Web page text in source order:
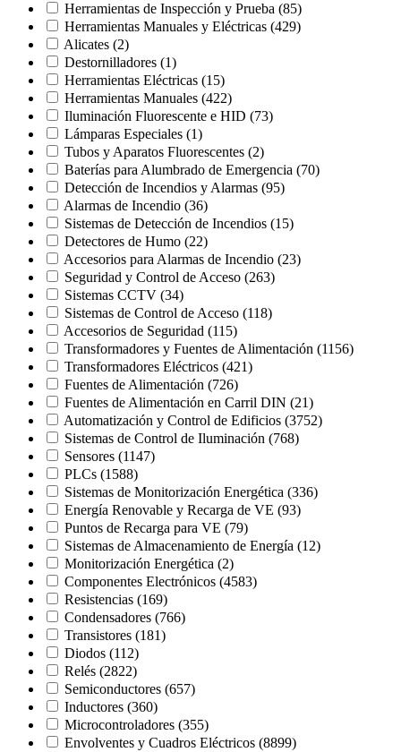
Herramientas de Inspección y Prueba (85)
Herramientas Manuales y Eléctricas (429)
Alicates (2)
Destornilladores (1)
Herramientas Eléctricas (15)
Herramientas Manuales (422)
Iluminación Fluorescente e HID (73)
Lámparas Especiales (1)
Tubos y Aparatos Fluorescentes (2)
Baterías para Alumbrado de Emergencia (70)
Detección de Incendios y Alarmas (95)
Alarmas de Incendio (36)
Sistemas de Detección de Incendios (15)
Detectores de Humo (22)
Accesorios para Alarmas de Incendio (23)
Seguridad y Control de Acceso (263)
Sistemas CCTV (34)
Sistemas de Control de Acceso (118)
Accesorios de Seguridad (115)
Transformadores y Fuentes de Alimentación (1156)
Transformadores Eléctricos (421)
Fuentes de Alimentación (726)
Fuentes de Alimentación en Carril DIN (21)
Automatización y Control de Edificios (3752)
Sistemas de Control de Iluminación (768)
Sensores (1147)
PLCs (1588)
Sistemas de Monitorización Energética (336)
Energía Renovable y Recarga de VE (93)
Puntos de Recarga para VE (79)
Sistemas de Almacenamiento de Energía (12)
Monitorización Energética (2)
Componentes Electrónicos (4583)
Resistencias (169)
Condensadores (766)
Transistores (181)
Diodos (112)
Relés (2822)
Semiconductores (657)
Inductores (360)
Microcontroladores (355)
Envolventes y Cuadros Eléctricos (8899)